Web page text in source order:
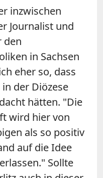
inzwischen
Journalist und
den
in Sachsen
eher so, dass
der Diözese
hätten. "Die
wird hier von
als so positiv
auf die Idee
Sollte